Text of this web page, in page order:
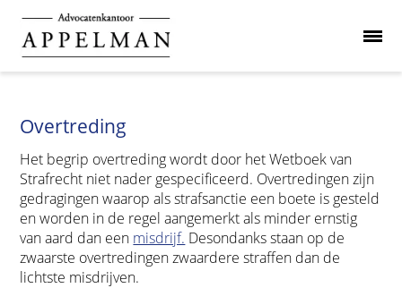
Overtreding
Het begrip overtreding wordt door het Wetboek van
Strafrecht niet nader gespecificeerd. Overtredingen zijn
gedragingen waarop als strafsanctie een boete is gesteld
en worden in de regel aangemerkt als minder ernstig
van aard dan een misdrijf. Desondanks staan op de
zwaarste overtredingen zwaardere straffen dan de
lichtste misdrijven.